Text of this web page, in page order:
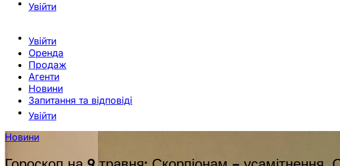
Увійти
Увійти
Оренда
Продаж
Агенти
Новини
Запитання та відповіді
Увійти
Новини